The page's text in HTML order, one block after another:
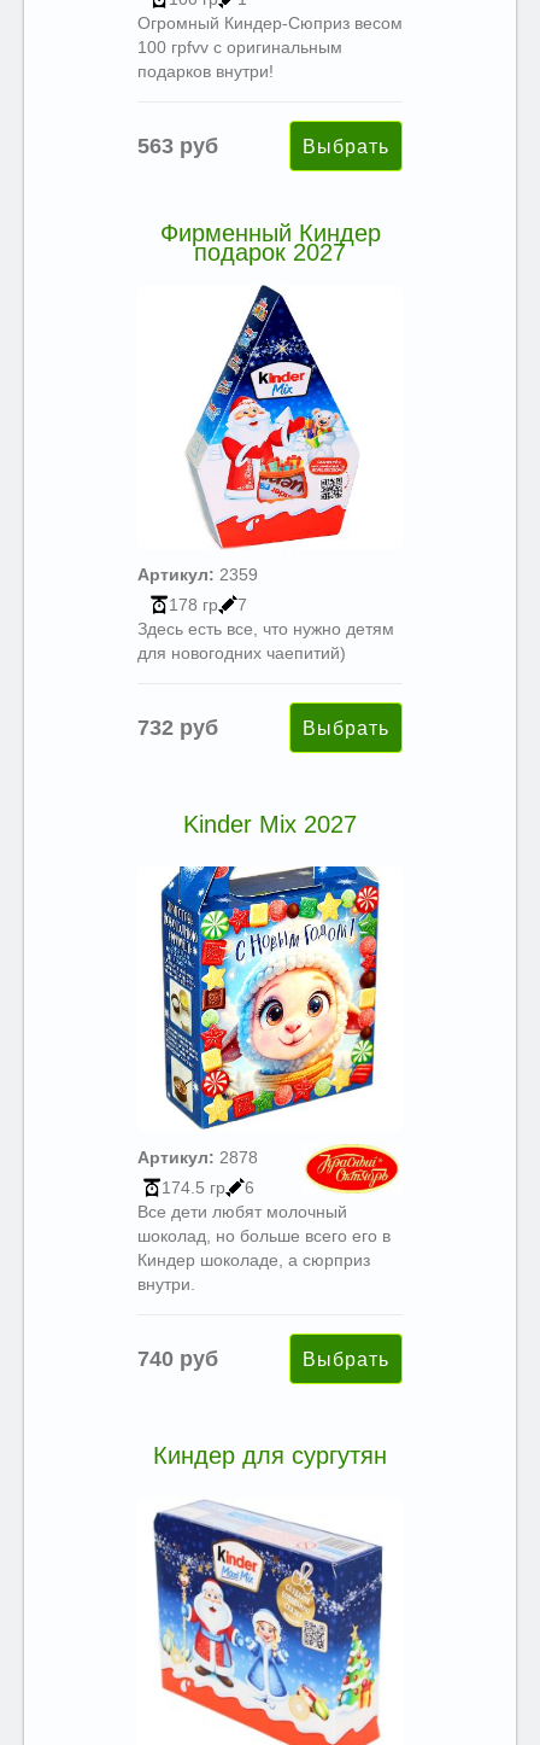
Огромный Киндер-Сюприз весом
100 грfvv с оригинальным
подарков внутри!
563 руб
Фирменный Киндер
подарок 2027
Артикул: 2359
178 гр
7
Здесь есть все, что нужно детям
для новогодних чаепитий)
732 руб
Kinder Mix 2027
Артикул: 2878
174.5 гр
6
Все дети любят молочный
шоколад, но больше всего его в
Киндер шоколаде, а сюрприз
внутри.
740 руб
Киндер для сургутян